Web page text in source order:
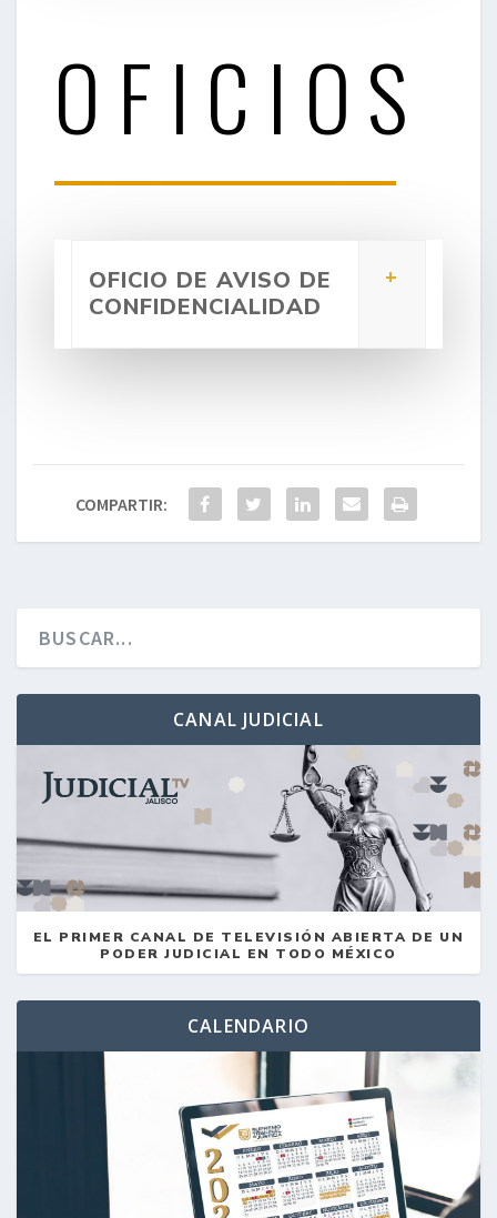
OFICIOS
OFICIO DE AVISO DE
CONFIDENCIALIDAD
COMPARTIR:
CANAL JUDICIAL
EL PRIMER CANAL DE TELEVISIÓN ABIERTA DE UN
PODER JUDICIAL EN TODO MÉXICO
CALENDARIO